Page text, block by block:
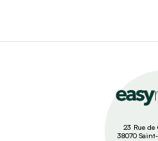
23 Rue de
38070